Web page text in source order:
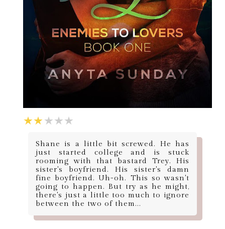
Shane is a little bit screwed. He has
just started college and is stuck
rooming with that bastard Trey. His
sister's boyfriend. His sister's damn
fine boyfriend. Uh-oh. This so wasn't
going to happen. But try as he might,
there's just a little too much to ignore
between the two of them...